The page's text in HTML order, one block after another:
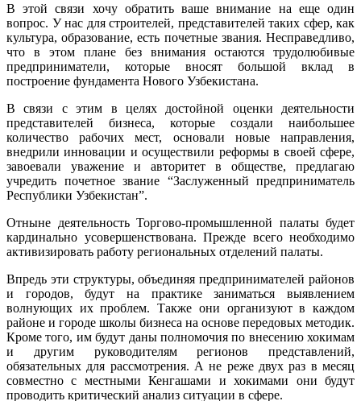
В этой связи хочу обратить ваше внимание на еще один
вопрос. У нас для строителей, представителей таких сфер, как
культура, образование, есть почетные звания. Несправедливо,
что в этом плане без внимания остаются трудолюбивые
предприниматели, которые вносят большой вклад в
построение фундамента Нового Узбекистана.
В связи с этим в целях достойной оценки деятельности
представителей бизнеса, которые создали наибольшее
количество рабочих мест, основали новые направления,
внедрили инновации и осуществили реформы в своей сфере,
завоевали уважение и авторитет в обществе, предлагаю
учредить почетное звание “Заслуженный предприниматель
Республики Узбекистан”.
Отныне деятельность Торгово-промышленной палаты будет
кардинально усовершенствована. Прежде всего необходимо
активизировать работу региональных отделений палаты.
Впредь эти структуры, объединяя предпринимателей районов
и городов, будут на практике заниматься выявлением
волнующих их проблем. Также они организуют в каждом
районе и городе школы бизнеса на основе передовых методик.
Кроме того, им будут даны полномочия по внесению хокимам
и другим руководителям регионов представлений,
обязательных для рассмотрения. А не реже двух раз в месяц
совместно с местными Кенгашами и хокимами они будут
проводить критический анализ ситуации в сфере.